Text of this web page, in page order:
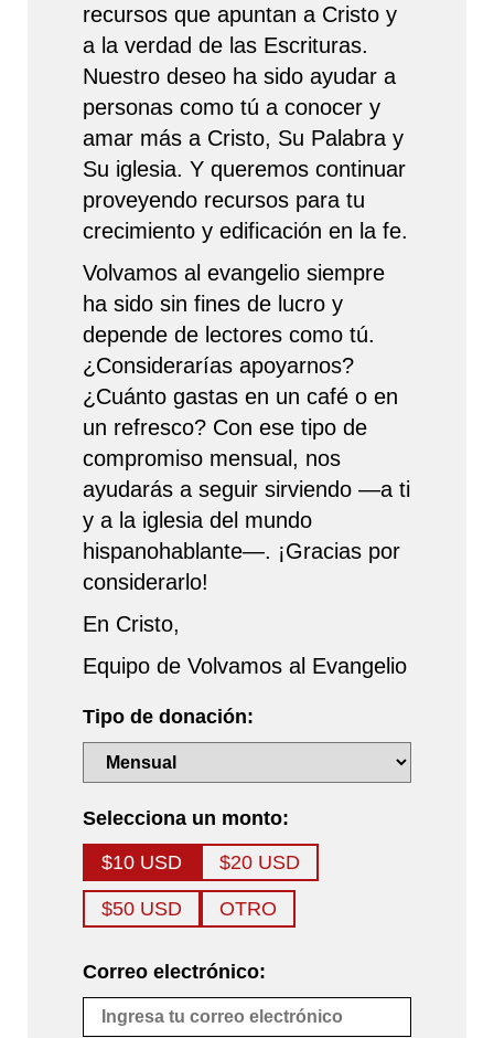
recursos que apuntan a Cristo y
a la verdad de las Escrituras.
Nuestro deseo ha sido ayudar a
personas como tú a conocer y
amar más a Cristo, Su Palabra y
Su iglesia. Y queremos continuar
proveyendo recursos para tu
crecimiento y edificación en la fe.
Volvamos al evangelio siempre
ha sido sin fines de lucro y
depende de lectores como tú.
¿Considerarías apoyarnos?
¿Cuánto gastas en un café o en
un refresco? Con ese tipo de
compromiso mensual, nos
ayudarás a seguir sirviendo —a ti
y a la iglesia del mundo
hispanohablante—. ¡Gracias por
considerarlo!
En Cristo,
Equipo de Volvamos al Evangelio
Tipo de donación:
Selecciona un monto:
$10 USD
$20 USD
$50 USD OTRO
Correo electrónico: